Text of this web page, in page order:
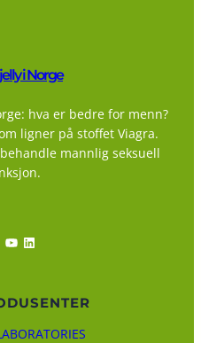
i Norge
hva er bedre for menn?
ligner på stoffet Viagra.
mannlig seksuell
YouTube LinkedIn